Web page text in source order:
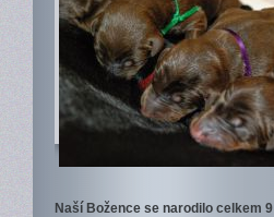
Naší Božence se narodilo celkem 9